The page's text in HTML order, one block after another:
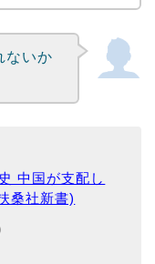
ないか
中国が支配し
桑社新書)